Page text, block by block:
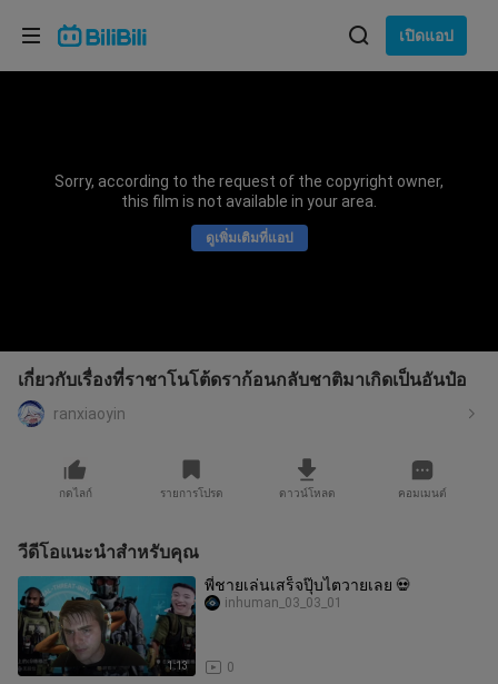
เปิดแอป
Sorry, according to the request of the copyright owner,
this film is not available in your area.
ดูเพิ่มเติมที่แอป
เกี่ยวกับเรื่องที่ราชาโนโต้ดราก้อนกลับชาติมาเกิดเป็นอันป๋อ
ranxiaoyin
กดไลก์ รายการโปรด ดาวน์โหลด คอมเมนต์
วีดีโอแนะนำสำหรับคุณ
1:13
พี่ชายเล่นเสร็จปุ๊บไตวายเลย 💀
0
inhuman_03_03_01
เลือกภาษา